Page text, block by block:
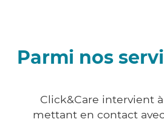
Parmi nos
Click&Care intervient
mettant en contact